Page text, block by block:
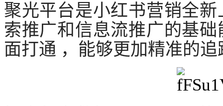
聚光平台是小红书营销全
索推广和信息流推广的基
面打通 ，能够更加精准的